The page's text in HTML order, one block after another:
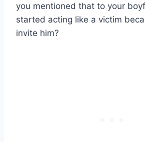
you mentioned that to your
started acting like a victim
invite him?